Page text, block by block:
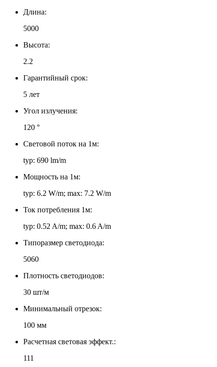
Длина:
5000
Высота:
2.2
Гарантийный срок:
5 лет
Угол излучения:
120 °
Световой поток на 1м:
typ: 690 lm/m
Мощность на 1м:
typ: 6.2 W/m; max: 7.2 W/m
Ток потребления 1м:
typ: 0.52 A/m; max: 0.6 A/m
Типоразмер светодиода:
5060
Плотность светодиодов:
30 шт/м
Минимальный отрезок:
100 мм
Расчетная световая эффект.:
111